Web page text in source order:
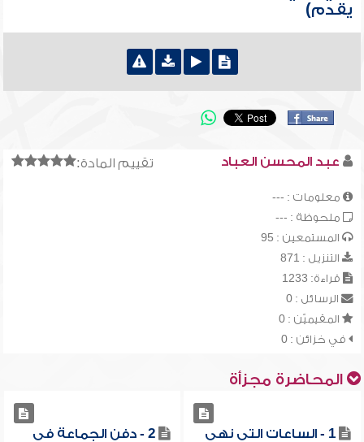
يقدم)
تقييم المادة: عبد المحسن العباد
معلومات : ---
ملحوظة : ---
المستمعين : 95
التنزيل : 871
قراءة: 1233
الرسائل : 0
المقيميّن : 0
في خزائن : 0
المحاضرة مجزأة
1 - الساعات التي نهي
2 - دفن الجماعة في